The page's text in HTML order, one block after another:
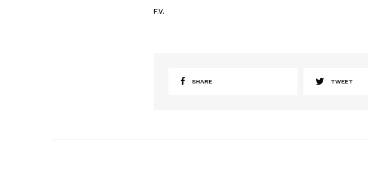
F.V.
SHARE TWEET